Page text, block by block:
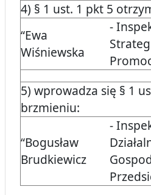
4) § 1 ust. 1 pkt 5
“Ewa
Wiśniewska
-
5) wprowadza się § 1
brzmieniu:
“Bogusław
Brudkiewicz
-